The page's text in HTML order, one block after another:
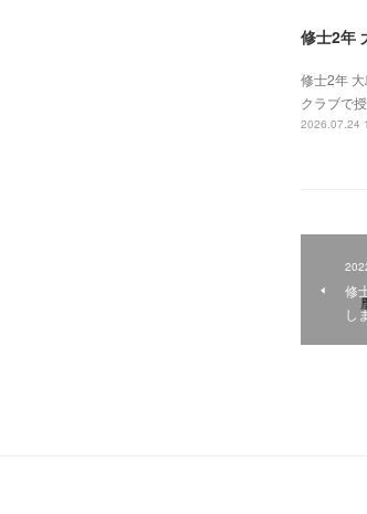
修士2年
修士2年
クラブで
2026.07.24
修
し